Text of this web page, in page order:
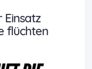
Einsatz
flüchten